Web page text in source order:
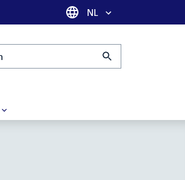
Taal selectie
NL